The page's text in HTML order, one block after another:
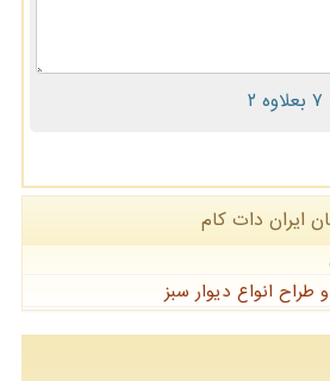
ایران دات كام
انواع دیوار سبز